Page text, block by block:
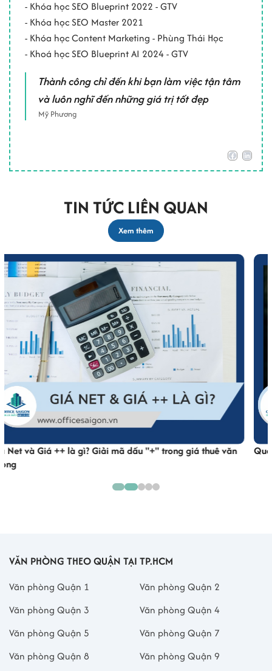
- Khóa học SEO Blueprint 2022 - GTV
- Khóa học SEO Master 2021
- Khóa học Content Marketing - Phùng Thái Học
- Khoá học SEO Blueprint AI 2024 - GTV
Thành công chỉ đến khi bạn làm việc tận tâm
và luôn nghĩ đến những giá trị tốt đẹp
Mỹ Phương
TIN TỨC LIÊN QUAN
Xem thêm
Quản lý tòa nhà văn phòng: Quy trình quản lý từ A - Z
VĂN PHÒNG THEO QUẬN TẠI TP.HCM
Văn phòng Quận 1
Văn phòng Quận 2
Văn phòng Quận 3
Văn phòng Quận 4
Văn phòng Quận 5
Văn phòng Quận 7
Văn phòng Quận 8
Văn phòng Quận 9